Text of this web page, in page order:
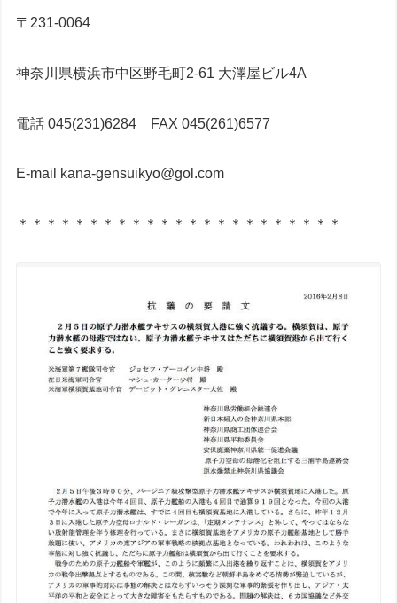
〒231-0064
神奈川県横浜市中区野毛町2-61 大澤屋ビル4A
電話 045(231)6284 FAX 045(261)6577
E-mail kana-gensuikyo@gol.com
＊＊＊＊＊＊＊＊＊＊＊＊＊＊＊＊＊＊＊＊＊＊＊